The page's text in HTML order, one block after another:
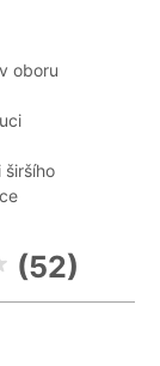
oboru
širšího
(52)